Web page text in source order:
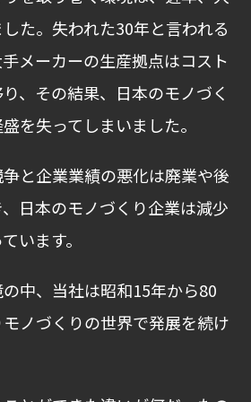
た。失われた30年と言われる
メーカーの生産拠点はコスト
、その結果、日本のモノづく
を失ってしまいました。
と企業業績の悪化は廃業や後
日本のモノづくり企業は減少
います。
中、当社は昭和15年から80
ノづくりの世界で発展を続け